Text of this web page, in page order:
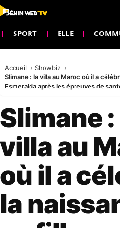
SPORT ELLE
Accueil
Showbiz
Slimane : la villa au Maroc où il a
Esmeralda après les épreuves de
Slimane :
villa au
où il a
la